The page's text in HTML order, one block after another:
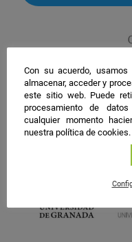
facebook
twitter
instagram
Con su acuerdo,
almacenar, acceder y
este sitio web. Puede
procesamiento de
cualquier momento
nuestra política de cookies.